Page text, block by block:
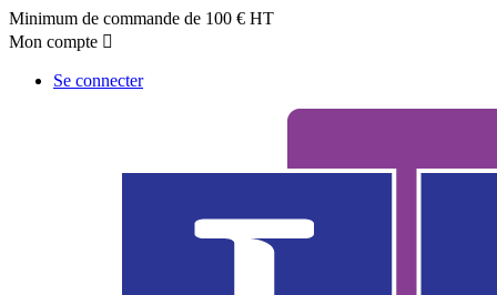
Minimum de commande de 100 € HT
Mon compte 
Se connecter